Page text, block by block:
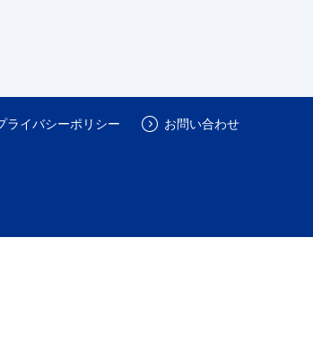
ライバシーポリシー お問い合わせ